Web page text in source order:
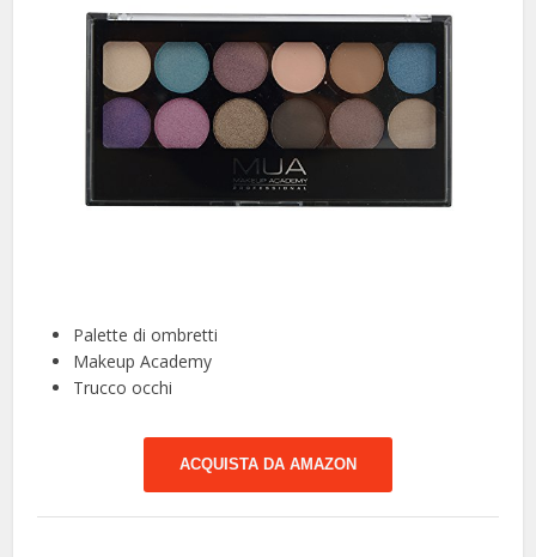
Palette di ombretti
Makeup Academy
Trucco occhi
ACQUISTA DA AMAZON